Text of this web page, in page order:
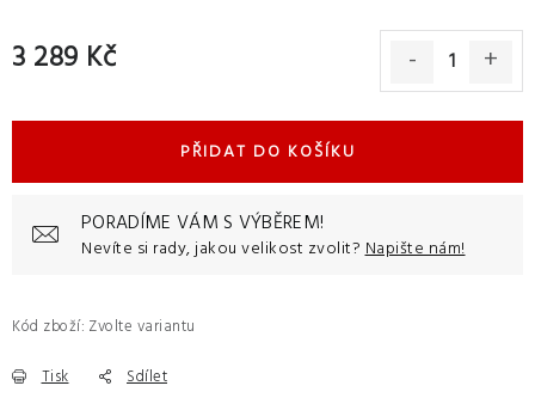
3 289 Kč
PŘIDAT DO KOŠÍKU
PORADÍME VÁM S VÝBĚREM!
Nevíte si rady, jakou velikost zvolit? Napište nám!
Kód zboží: Zvolte variantu
Tisk Sdílet